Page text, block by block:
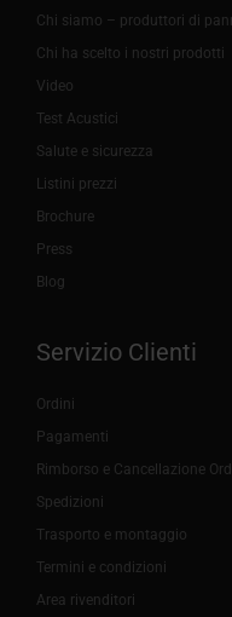
Chi siamo – produttori di
Chi ha scelto i nostri prodotti
Video
Test Acustici
Salute e sicurezza
Listini prezzi
Brochure
Press
Blog
Servizio Clienti
Ordini
Pagamenti
Rimborso e Cancellazione
Spedizioni
Trasporto e montaggio
Termini e condizioni
Area rivenditori